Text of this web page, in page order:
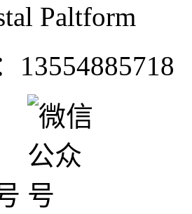
Paltform
13554885718